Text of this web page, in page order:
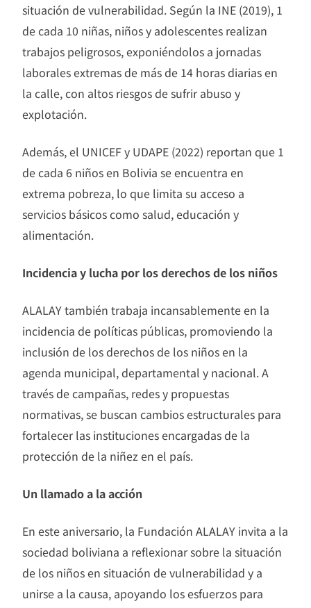
situación de vulnerabilidad. Según la INE (2019), 1
de cada 10 niñas, niños y adolescentes realizan
trabajos peligrosos, exponiéndolos a jornadas
laborales extremas de más de 14 horas diarias en
la calle, con altos riesgos de sufrir abuso y
explotación.
Además, el UNICEF y UDAPE (2022) reportan que 1
de cada 6 niños en Bolivia se encuentra en
extrema pobreza, lo que limita su acceso a
servicios básicos como salud, educación y
alimentación.
Incidencia y lucha por los derechos de los niños
ALALAY también trabaja incansablemente en la
incidencia de políticas públicas, promoviendo la
inclusión de los derechos de los niños en la
agenda municipal, departamental y nacional. A
través de campañas, redes y propuestas
normativas, se buscan cambios estructurales para
fortalecer las instituciones encargadas de la
protección de la niñez en el país.
Un llamado a la acción
En este aniversario, la Fundación ALALAY invita a la
sociedad boliviana a reflexionar sobre la situación
de los niños en situación de vulnerabilidad y a
unirse a la causa, apoyando los esfuerzos para